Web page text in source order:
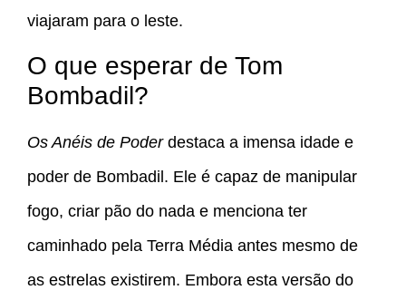
viajaram para o leste.
O que esperar de Tom
Bombadil?
Os Anéis de Poderdestaca a imensa idade e
poder de Bombadil. Ele é capaz de manipular
fogo, criar pão do nada e menciona ter
caminhado pela Terra Média antes mesmo de
as estrelas existirem. Embora esta versão do